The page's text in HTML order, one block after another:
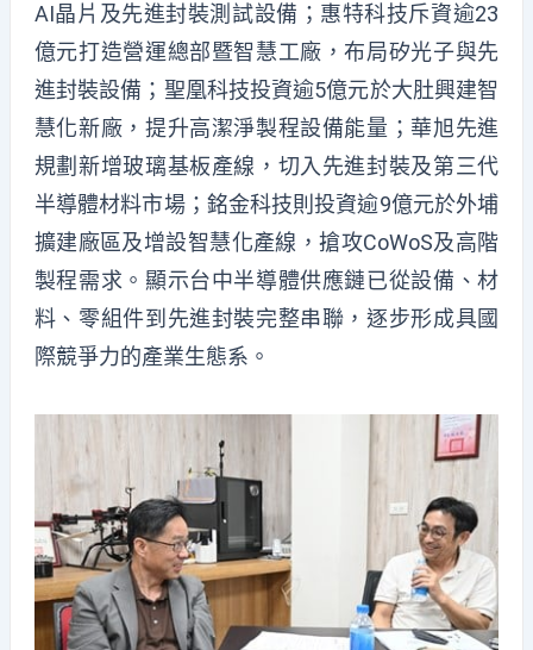
AI晶片及先進封裝測試設備；惠特科技斥資逾23
億元打造營運總部暨智慧工廠，布局矽光子與先
進封裝設備；聖凰科技投資逾5億元於大肚興建智
慧化新廠，提升高潔淨製程設備能量；華旭先進
規劃新增玻璃基板產線，切入先進封裝及第三代
半導體材料市場；銘金科技則投資逾9億元於外埔
擴建廠區及增設智慧化產線，搶攻CoWoS及高階
製程需求。顯示台中半導體供應鏈已從設備、材
料、零組件到先進封裝完整串聯，逐步形成具國
際競爭力的產業生態系。